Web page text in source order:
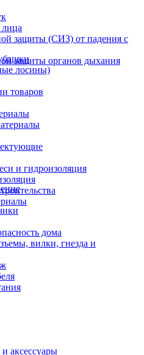
защиты (СИЗ) от падения с
защиты органов дыхания
лосины)
товаров
и гидроизоляция
дома
вилки, гнезда и
аксессуары